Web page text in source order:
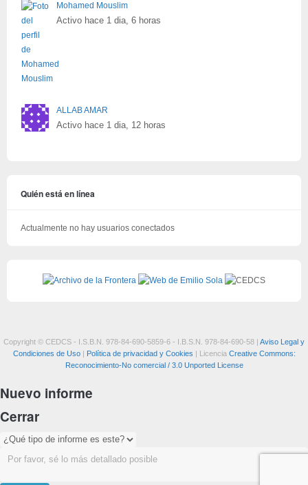
Mohamed Mouslim
Activo hace 1 dia, 6 horas
ALLAB AMAR
Activo hace 1 dia, 12 horas
Quién está en línea
Actualmente no hay usuarios conectados
Copyright © CEDCS - I.S.B.N. 978-84-690-5859-6 - I.B.S.N. 978-84-690-58 | Aviso Legal y
Condiciones de Uso| Política de privacidad y Cookies | Licencia Creative Commons:
Reconocimiento-No comercial / 3.0 Unported License
Nuevo informe
Cerrar